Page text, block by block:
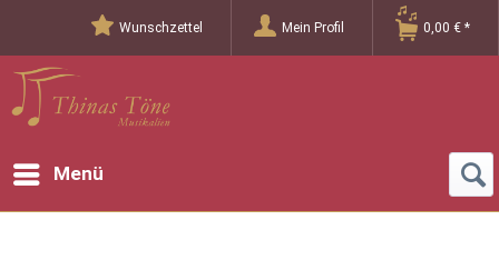
Wunschzettel Mein Profil 0,00 € *
Menü